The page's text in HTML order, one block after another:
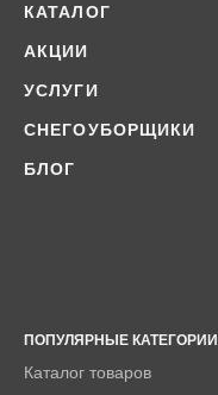
КАТАЛОГ
АКЦИИ
УСЛУГИ
СНЕГОУБОРЩИКИ
БЛОГ
ПОПУЛЯРНЫЕ КАТЕГОРИИ
Каталог товаров